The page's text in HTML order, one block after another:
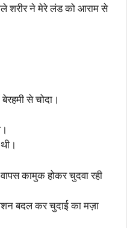
शरीर ने मेरे लंड को आराम से
से चोदा।
कामुक होकर चुदवा रही
बदल कर चुदाई का मज़ा